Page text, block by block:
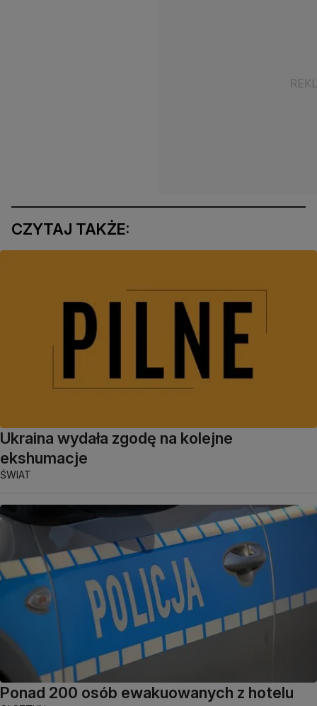
CZYTAJ TAKŻE:
Ukraina wydała zgodę na kolejne
ekshumacje
ŚWIAT
Ponad 200 osób ewakuowanych z hotelu